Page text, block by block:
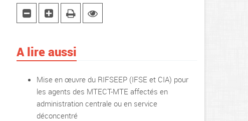
A lire aussi
Mise en œuvre du RIFSEEP (IFSE et CIA) pour
les agents des MTECT-MTE affectés en
administration centrale ou en service
déconcentré